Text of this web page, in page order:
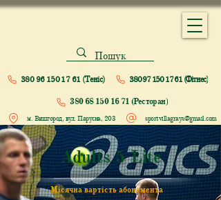
380 96 150 17 61 (Теніс)
sportvillagrays@gmail.com
380 97 150 17 61 (Фітнес)
м. Вишгород, вул. Парусна, 203
380 68 150 16 71 (Ресторан)
Adults 5 Lite
Місячна вартість абонемента